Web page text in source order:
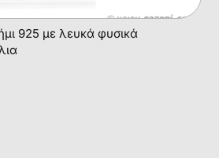
925 με λευκά φυσικά